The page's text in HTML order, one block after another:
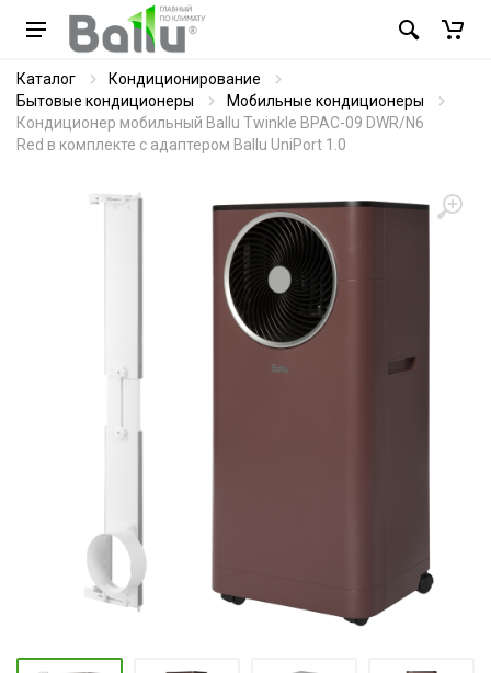
Каталог
Кондиционирование
Бытовые кондиционеры
Мобильные кондиционеры
Кондиционер мобильный Ballu Twinkle BPAC-09 DWR/N6
Red в комплекте с адаптером Ballu UniPort 1.0